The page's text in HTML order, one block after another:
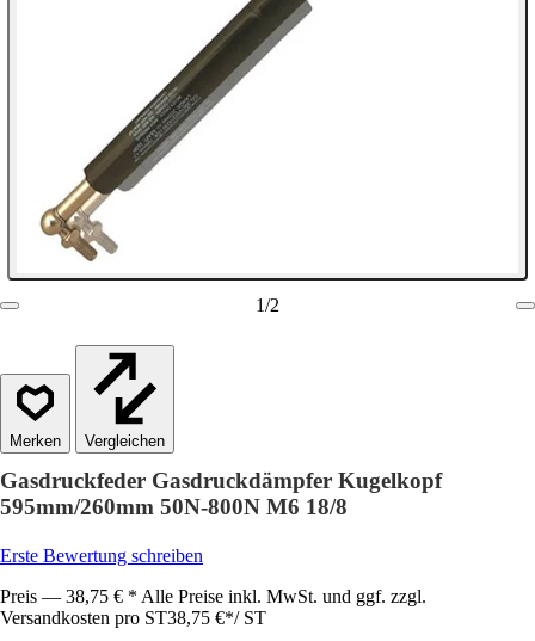
1/2
Vergleichen
Gasdruckfeder Gasdruckdämpfer Kugelkopf
595mm/260mm 50N-800N M6 18/8
Erste Bewertung schreiben
Preis — 38,75 € * Alle Preise inkl. MwSt. und ggf. zzgl.
Versandkosten pro ST38,75 €*/ ST